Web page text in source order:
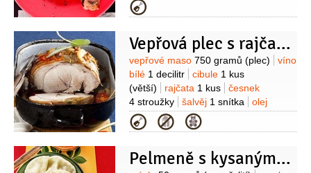
(10°)
cibulka lahůdková
1 lžíce
pepř černý(mletý)
Kategorie
Vepřová plec s rajčaty a šalvějí
Suroviny
vepřové maso 750 gramů (plec)
víno
bílé 1 decilitr cibule 1 kus
(větší)
rajčata 1 kus
česnek
4 stroužky
šalvěj 1 snítka
olej
olivový2 lžíce
mouka pšeničná
hladká1 lžička sůl
Kategorie
Pelmeně s kysaným zelím